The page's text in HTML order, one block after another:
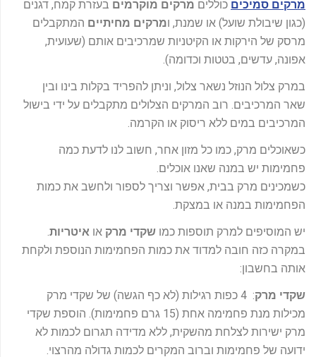
מרקים סמיכים כוללים מרקים מוקרמים בעזרת קמח, דגנים
(כגון שיבולת שועל) או שמנת, ומרקים מחיתיים המתקבלים
מרסק של הירקות או הקיטניות שמרכיבים אותם (שעועית,
אפונה, עדשים, בטטות וכדומה).
במרק צלול הנוזל נשאר צלול, וניתן להפריד בקלות בינו ובין
שאר המרכיבים. רוב המרקים הצלולים מתקבלים על ידי בישול
המרכיבים במים ללא ריסוק או הקרמה.
כשאוכלים מרק, כמו כל מזון אחר, חשוב לנו לדעת כמה
פחמימות יש במנה שאנו אוכלים.
כשמכינים מרק בבית, אפשר וצריך לספור ולחשב את כמות
הפחמימות במנה או במצקת.
יש המוסיפים למרק תוספות כמו שקדי מרק או איטריות.
במקרה כזה חובה למדוד את כמות הפחמימות הנוספת ולקחת
אותה בחשבון:
שקדי מרק
: 4 כפות רגילות (לא כף הגשה) של שקדי מרק
מכילות מנת פחמימה אחת (15 גרם פחמימות). הוספת שקדי
מרק ישירות לצלחת מהשקית, ללא מדידה תגרום לכמות לא
ידועה של פחמימות וברוב המקרים לכמות גדולה מהרצוי.